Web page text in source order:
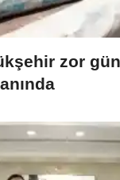
zor